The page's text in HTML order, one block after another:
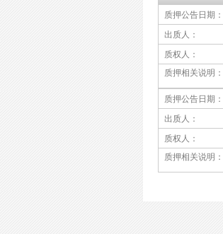
质押公告日期：
出质人：
质权人：
质押相关说明：
质押公告日期：
出质人：
质权人：
质押相关说明：